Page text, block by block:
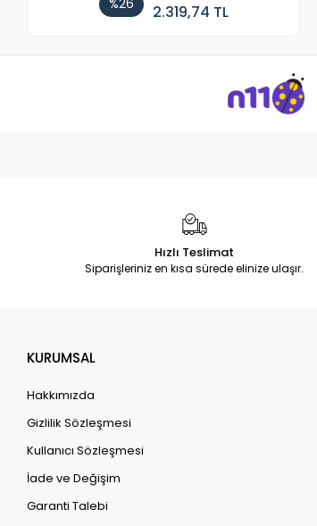
%26 2.319,74 TL
Hızlı Teslimat
Siparişleriniz en kısa sürede elinize ulaşır.
KURUMSAL
Hakkımızda
Gizlilik Sözleşmesi
Kullanıcı Sözleşmesi
İade ve Değişim
Garanti Talebi